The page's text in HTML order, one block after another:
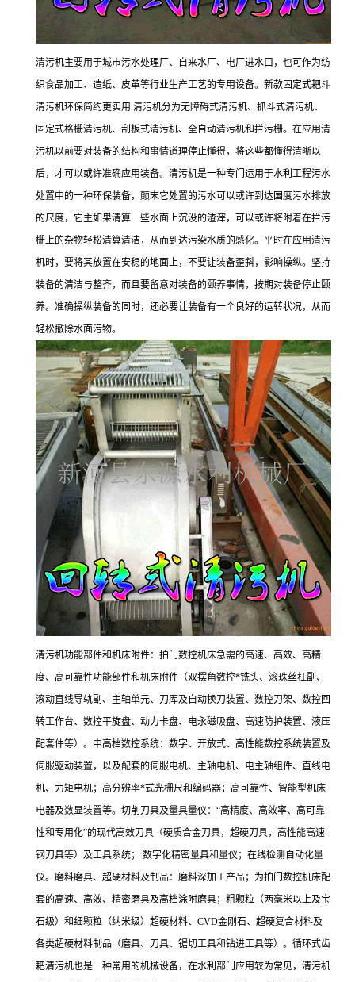
清污机主要用于城市污水处理厂、自来水厂、电厂进水口，也可作为纺
织食品加工、造纸、皮革等行业生产工艺的专用设备。新款固定式耙斗
清污机环保简约更实用.清污机分为无障碍式清污机、抓斗式清污机、
固定式格栅清污机、刮板式清污机、全自动清污机和拦污栅。在应用清
污机以前要对装备的结构和事情道理停止懂得，将这些都懂得清晰以
后，才可以或许准确应用装备。清污机是一种专门运用于水利工程污水
处置中的一种环保装备，颠末它处置的污水可以或许到达国度污水排放
的尺度，它主如果清算一些水面上沉没的渣滓，可以或许将附着在拦污
栅上的杂物轻松清算清洁，从而到达污染水质的感化。平时在应用清污
机时，要将其放置在安稳的地面上，不要让装备歪斜，影响操纵。坚持
装备的清洁与整齐，而且要留意对装备的颐养事情，按期对装备停止颐
养。准确操纵装备的同时，还必要让装备有一个良好的运转状况，从而
轻松撤除水面污物。
清污机功能部件和机床附件：拍门数控机床急需的高速、高效、高精
度、高可靠性功能部件和机床附件（双摆角数控*铣头、滚珠丝杠副、
滚动直线导轨副、主轴单元、刀库及自动换刀装置、数控刀架、数控回
转工作台、数控平旋盘、动力卡盘、电永磁吸盘、高速防护装置、液压
配套件等）。中高档数控系统：数字、开放式、高性能数控系统装置及
伺服驱动装置，以及配套的伺服电机、主轴电机、电主轴组件、直线电
机、力矩电机；高分辨率*式光栅尺和编码器；高可靠性、智能型机床
电器及数显装置等。切削刀具及量具量仪：“高精度、高效率、高可靠
性和专用化”的现代高效刀具（硬质合金刀具，超硬刀具，高性能高速
钢刀具等）及工具系统； 数字化精密量具和量仪；在线检测自动化量
仪。磨料磨具、超硬材料及制品：磨料深加工产品；为拍门数控机床配
套的高速、高效、精密磨具及高档涂附磨具；粗颗粒（两毫米以上及宝
石级）和细颗粒（纳米级）超硬材料、CVD金刚石、超硬复合材料及
各类超硬材料制品（磨具、刀具、锯切工具和钻进工具等）。循环式齿
耙清污机也是一种常用的机械设备，在水利部门应用较为常见，清污机